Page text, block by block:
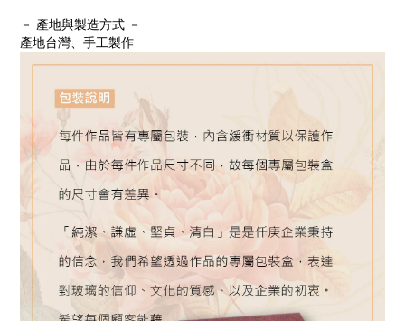
－ 產地與製造方式 －
產地台灣、手工製作